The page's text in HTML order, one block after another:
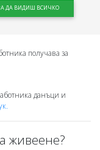
ДА ВИДИШ ВСИЧКО
получава за
данъци и
живеене?